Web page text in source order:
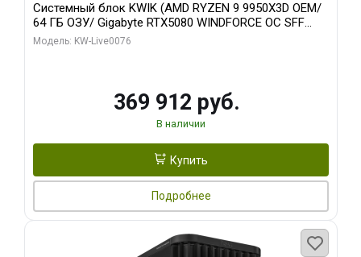
Системный блок KWIK (AMD RYZEN 9 9950X3D OEM/
64 ГБ ОЗУ/ Gigabyte RTX5080 WINDFORCE OC SFF
16GB GDDR7 256bit / 960 ГБ SSD)
Модель: KW-Live0076
369 912 руб.
В наличии
Купить
Подробнее